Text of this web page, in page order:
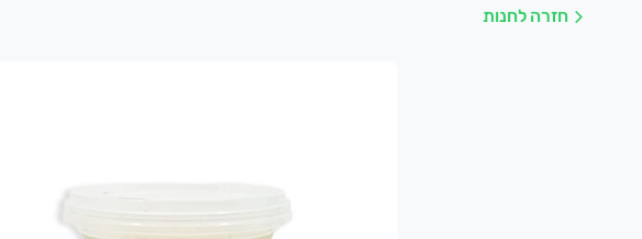
*************************************************
חזרה לחנות